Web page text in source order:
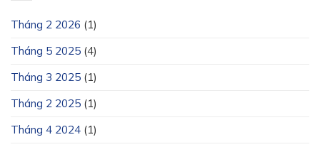
Tháng 2 2026 (1)
Tháng 5 2025 (4)
Tháng 3 2025 (1)
Tháng 2 2025 (1)
Tháng 4 2024 (1)